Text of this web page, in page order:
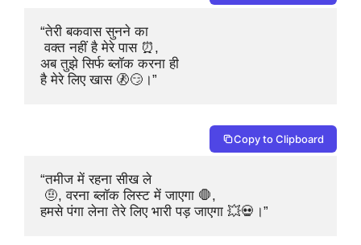
“तेरी बकवास सुनने का
वक्त नहीं है मेरे पास ⏰,
अब तुझे सिर्फ ब्लॉक करना ही
है मेरे लिए खास 🚷😏।”
Copy to Clipboard
“तमीज में रहना सीख ले
🤨, वरना ब्लॉक लिस्ट में जाएगा 🛑,
हमसे पंगा लेना तेरे लिए भारी पड़ जाएगा 💥💀।”